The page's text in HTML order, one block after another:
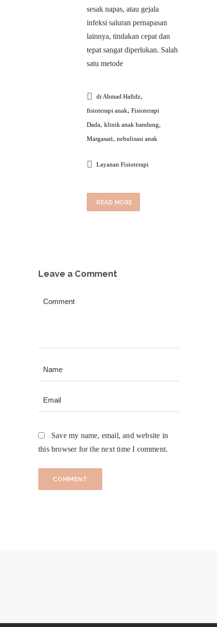
sesak napas, atau gejala
infeksi saluran pernapasan
lainnya, tindakan cepat dan
tepat sangat diperlukan. Salah
satu metode
dr Ahmad Hafidz,
fisioterapi anak, Fisioterapi
Dada, klinik anak bandung,
Margasari, nebulisasi anak
Layanan Fisioterapi
READ MORE
Leave a Comment
Save my name, email, and website in
this browser for the next time I comment.